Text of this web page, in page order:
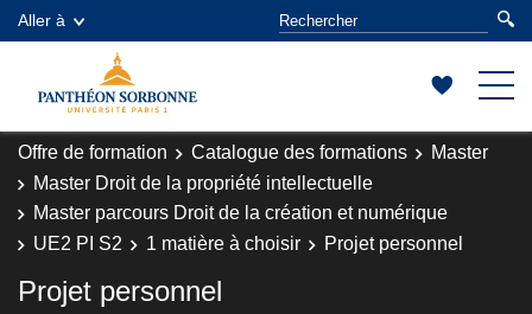
Aller à
Offre de formation Catalogue des formations
Master
Master Droit de la propriété intellectuelle
Master parcours Droit de la création et numérique
UE2 PI S2
1 matière à choisir Projet personnel
Projet personnel